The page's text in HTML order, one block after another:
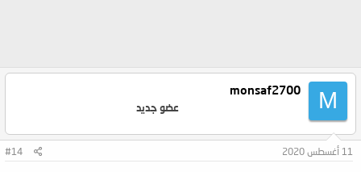
M
monsaf2700
عضو جديد
11 أغسطس 2020 #14